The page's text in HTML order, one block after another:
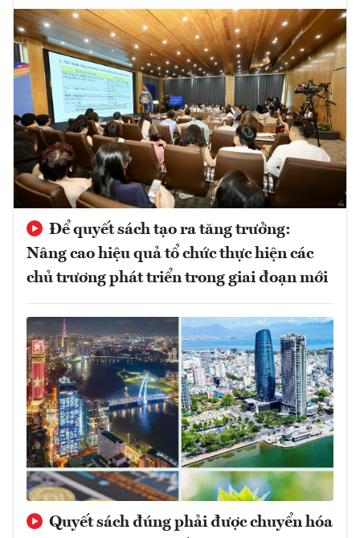
Để quyết sách tạo ra tăng trưởng:
Nâng cao hiệu quả tổ chức thực hiện các
chủ trương phát triển trong giai đoạn mới
Quyết sách đúng phải được chuyển hóa